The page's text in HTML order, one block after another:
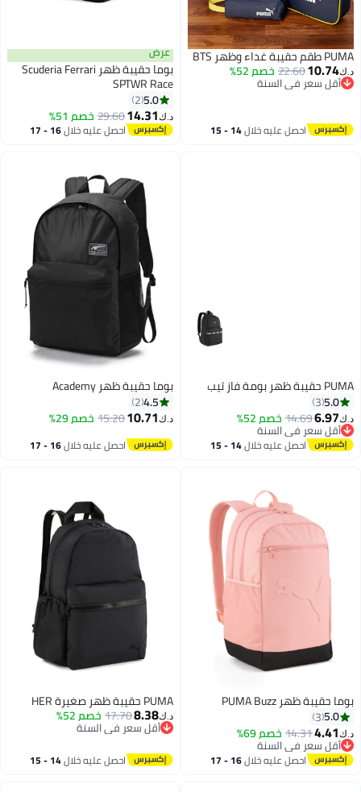
PUMA طقم حقيبة غداء وظهر BTS
د.ك‏10.74
22.60خصم 52%
أقل سعر في السنة
أقل سعر في السنة
احصل عليه خلال 14 - 15
عرض
بوما حقيبة ظهر Scuderia Ferrari
SPTWR Race
5.0
2
د.ك‏14.31
29.60خصم 51%
احصل عليه خلال 16 - 17
PUMA حقيبة ظهر بومة فاز تيب
5.0
3
د.ك‏6.97
14.69خصم 52%
أقل سعر في السنة
أقل سعر في السنة
احصل عليه خلال 14 - 15
بوما حقيبة ظهر Academy
4.5
2
د.ك‏10.71
15.20خصم 29%
احصل عليه خلال 16 - 17
بوما حقيبة ظهر PUMA Buzz
5.0
3
د.ك‏4.41
14.31خصم 69%
أقل سعر في السنة
أقل سعر في السنة
احصل عليه خلال 16 - 17
PUMA حقيبة ظهر صغيرة HER
د.ك‏8.38
17.70خصم 52%
أقل سعر في السنة
أقل سعر في السنة
احصل عليه خلال 14 - 15